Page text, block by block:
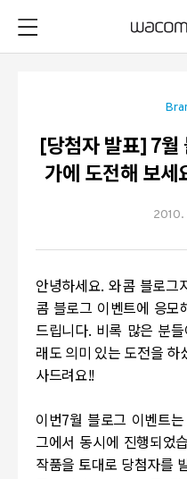
[당첨자 발표] 7월
가에 도전해 보세
안녕하세요. 와콤 블로그
콤 블로그 이벤트에 응모
드립니다. 비록 많은 분
래도 의미 있는 도전을 하
사드려요!!
이번7월 블로그 이벤트
그에서 동시에 진행되었
작품을 토대로 당첨자를